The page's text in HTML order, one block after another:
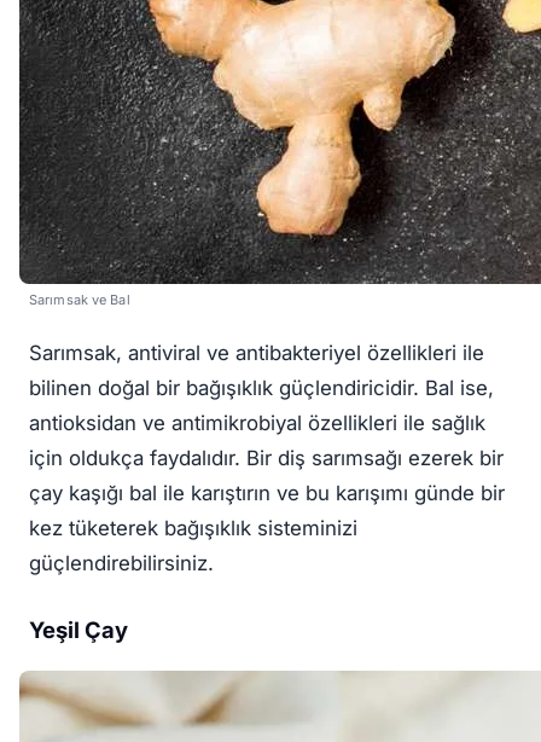
Sarımsak ve Bal
Sarımsak, antiviral ve antibakteriyel özellikleri ile
bilinen doğal bir bağışıklık güçlendiricidir. Bal ise,
antioksidan ve antimikrobiyal özellikleri ile sağlık
için oldukça faydalıdır. Bir diş sarımsağı ezerek bir
çay kaşığı bal ile karıştırın ve bu karışımı günde bir
kez tüketerek bağışıklık sisteminizi
güçlendirebilirsiniz.
Yeşil Çay